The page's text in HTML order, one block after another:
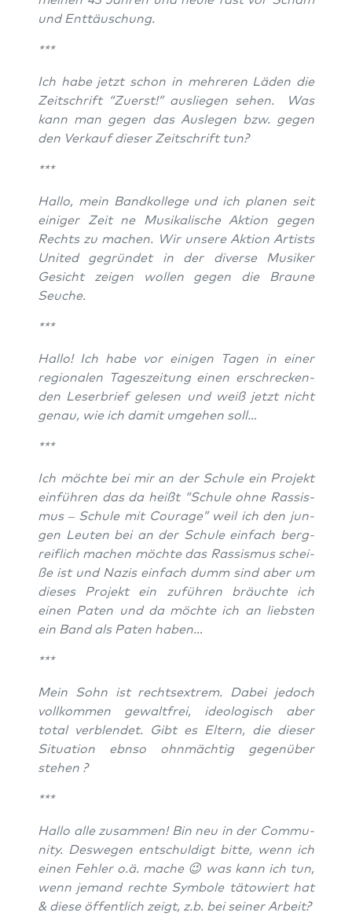
und Enttäuschung.
***
Ich habe jetzt schon in meh­re­ren Läden die
Zeit­schrift “Zuerst!” aus­lie­gen sehen. Was
kann man gegen das Aus­le­gen bzw. gegen
den Ver­kauf die­ser Zeit­schrift tun?
***
Hal­lo, mein Band­kol­le­ge und ich pla­nen seit
eini­ger Zeit ne Musi­ka­li­sche Akti­on gegen
Rechts zu machen. Wir unse­re Akti­on Artists
United gegrün­det in der diver­se Musi­ker
Gesicht zei­gen wol­len gegen die Brau­ne
Seuche.
***
Hal­lo! Ich habe vor eini­gen Tagen in einer
regio­na­len Tages­zei­tung einen erschre­cken­
den Leser­brief gele­sen und weiß jetzt nicht
genau, wie ich damit umge­hen soll…
***
Ich möch­te bei mir an der Schu­le ein Pro­jekt
ein­füh­ren das da heißt “Schu­le ohne Ras­sis­
mus – Schu­le mit Cou­ra­ge” weil ich den jun­
gen Leu­ten bei an der Schu­le ein­fach berg­
reif­lich machen möch­te das Ras­sis­mus schei­
ße ist und Nazis ein­fach dumm sind aber um
die­ses Pro­jekt ein zufüh­ren bräuch­te ich
einen Paten und da möch­te ich an liebs­ten
ein Band als Paten haben…
***
Mein Sohn ist rechts­extrem. Dabei jedoch
voll­kom­men gewalt­frei, ideo­lo­gisch aber
total ver­blen­det. Gibt es Eltern, die die­ser
Situa­ti­on ebnso ohn­mäch­tig gegen­über
stehen ?
***
Hal­lo alle zusam­men! Bin neu in der Com­mu­
ni­ty. Des­we­gen ent­schul­digt bit­te, wenn ich
einen Feh­ler o.ä. mache 😉 was kann ich tun,
wenn jemand rech­te Sym­bo­le täto­wiert hat
& die­se öffent­lich zeigt, z.b. bei sei­ner Arbeit?